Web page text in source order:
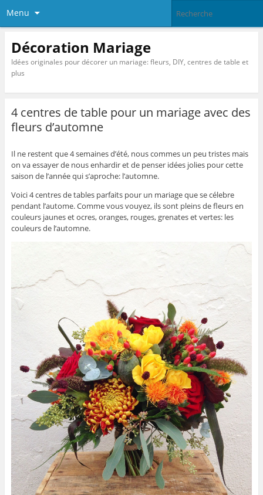
Menu
Décoration Mariage
Idées originales pour décorer un mariage: fleurs, DIY, centres de table et
plus
4 centres de table pour un mariage avec des
fleurs d’automne
Il ne restent que 4 semaines d’été, nous commes un peu tristes mais
on va essayer de nous enhardir et de penser idées jolies pour cette
saison de l’année qui s’aproche: l’automne.
Voici 4 centres de tables parfaits pour un mariage que se célebre
pendant l’autome. Comme vous vouyez, ils sont pleins de fleurs en
couleurs jaunes et ocres, oranges, rouges, grenates et vertes: les
couleurs de l’automne.